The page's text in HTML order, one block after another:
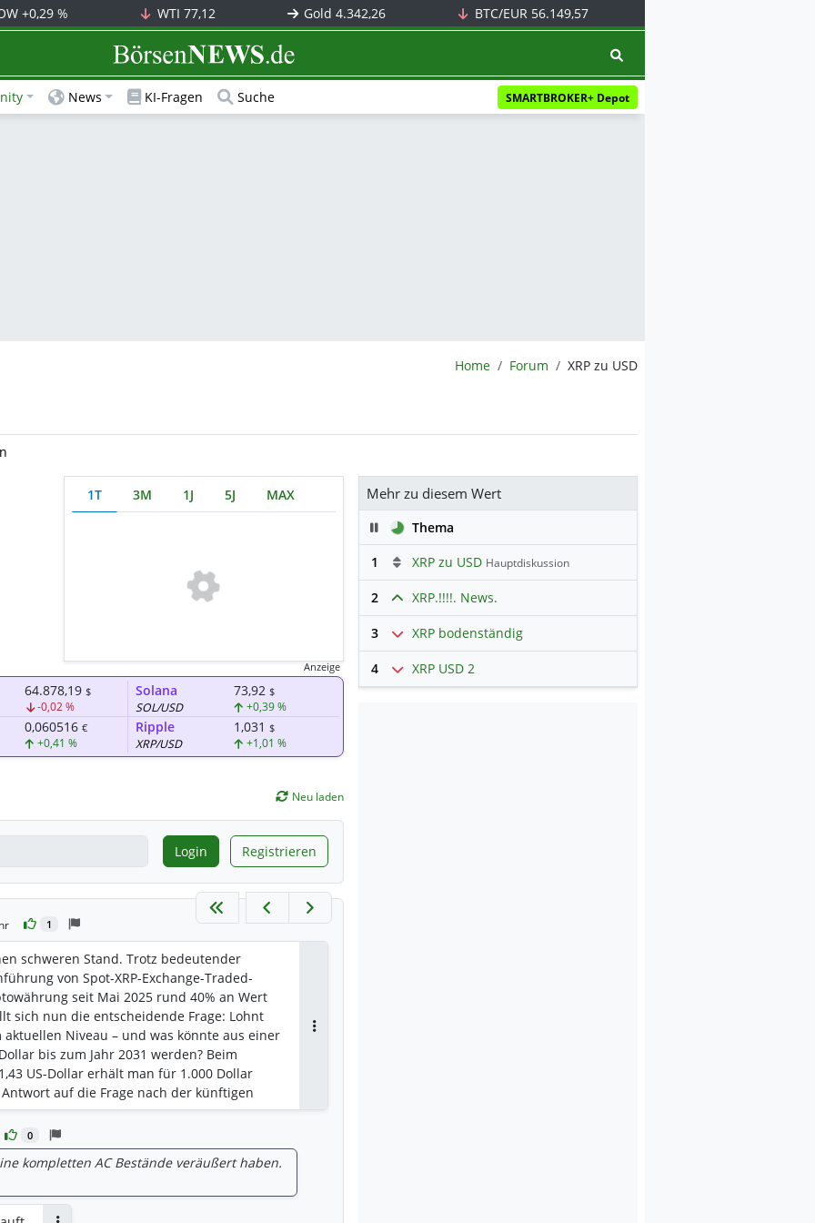
+0,29 % WTI 77,12 Gold4.342,26 BTC/EUR 56.149,57
BörsenNEWS.de
News KI-Fragen Suche SMARTBROKER+ Depot
BörsenNEWS.de
Home Forum XRP zu USD
1T 3M 1J 5J MAX
Anzeige
64.878,19 $
-0,02 %
Solana
SOL/USD
73,92 $
+0,39 %
0,060516 €
+0,41 %
Ripple
XRP/USD
1,031 $
+1,01 %
Neu laden
Login Registrieren
1
schweren Stand. Trotz bedeutender
von Spot-XRP-Exchange-Traded-
seit Mai 2025 rund 40% an Wert
sich nun die entscheidende Frage: Lohnt
Niveau – und was könnte aus einer
bis zum Jahr 2031 werden? Beim
US-Dollar erhält man für 1.000 Dollar
Antwort auf die Frage nach der künftigen
ab, welche Rolle XRP innerhalb des Ripple-
Finanzsystem einnehmen wird.
Fool skizzieren dazu drei mögliche
Ripple wird unverzichtbar Im
Bestandteil des internationalen
0
kompletten AC Bestände veräußert haben.
Mehr zu diesem Wert
PauseThema
1
XRP zu USD Hauptdiskussion
2 XRP.!!!!. News.
3 XRP bodenständig
4 XRP USD 2